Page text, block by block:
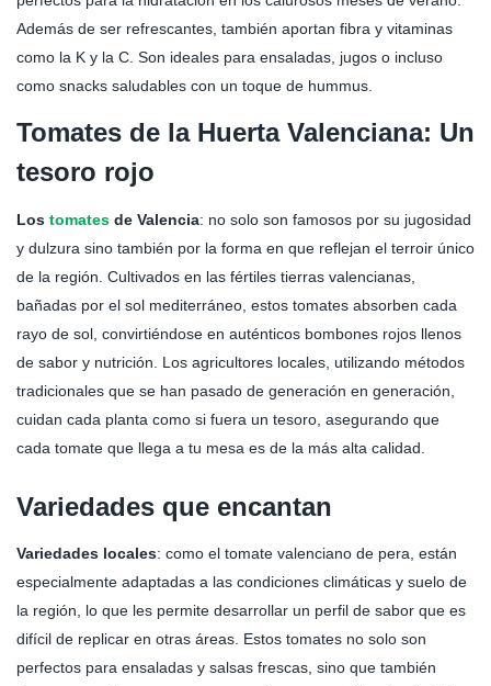
Además de ser refrescantes, también aportan fibra y vitaminas
como la K y la C. Son ideales para ensaladas, jugos o incluso
como snacks saludables con un toque de hummus.
Tomates de la Huerta Valenciana: Un
tesoro rojo
Los tomates de Valencia: no solo son famosos por su jugosidad
y dulzura sino también por la forma en que reflejan el terroir único
de la región. Cultivados en las fértiles tierras valencianas,
bañadas por el sol mediterráneo, estos tomates absorben cada
rayo de sol, convirtiéndose en auténticos bombones rojos llenos
de sabor y nutrición. Los agricultores locales, utilizando métodos
tradicionales que se han pasado de generación en generación,
cuidan cada planta como si fuera un tesoro, asegurando que
cada tomate que llega a tu mesa es de la más alta calidad.
Variedades que encantan
Variedades locales: como el tomate valenciano de pera, están
especialmente adaptadas a las condiciones climáticas y suelo de
la región, lo que les permite desarrollar un perfil de sabor que es
difícil de replicar en otras áreas. Estos tomates no solo son
perfectos para ensaladas y salsas frescas, sino que también